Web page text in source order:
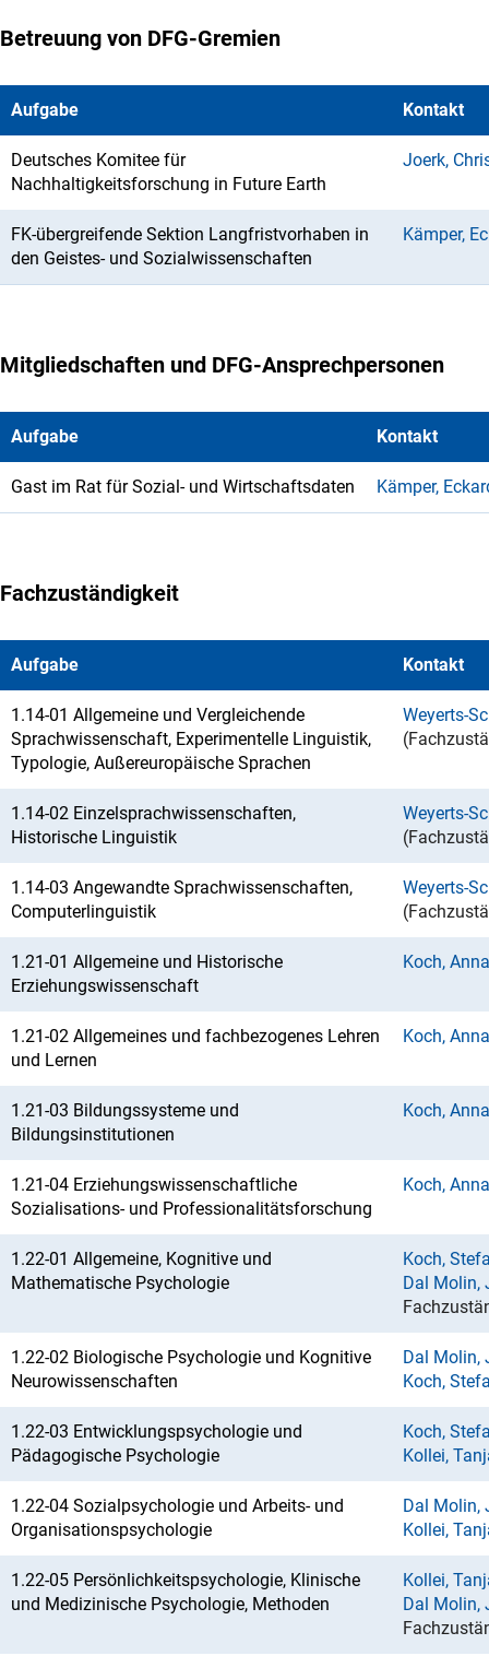
Betreuung von DFG-Gremien
Aufgabe Kontakt
Deutsches Komitee für
Nachhaltigkeitsforschung in Future Earth
Joerk,
FK-übergreifende Sektion Langfristvorhaben in
den Geistes- und Sozialwissenschaften
Kämper,
Mitgliedschaften und DFG-Ansprechpersonen
Aufgabe Kontakt
Gast im Rat für Sozial- und Wirtschaftsdaten Kämper,
Fachzuständigkeit
Aufgabe Kontakt
1.14-01 Allgemeine und Vergleichende
Sprachwissenschaft, Experimentelle Linguistik,
Typologie, Außereuropäische Sprachen
Weyerts-
1.14-02 Einzelsprachwissenschaften,
Historische Linguistik
Weyerts-
1.14-03 Angewandte Sprachwissenschaften,
Computerlinguistik
Weyerts-
1.21-01 Allgemeine und Historische
Erziehungswissenschaft
Koch,
1.21-02 Allgemeines und fachbezogenes Lehren
und Lernen
Koch,
1.21-03 Bildungssysteme und
Bildungsinstitutionen
Koch,
1.21-04 Erziehungswissenschaftliche
Sozialisations- und Professionalitätsforschung
Koch,
1.22-01 Allgemeine, Kognitive und
Mathematische Psychologie
Koch,
Dal Molin,
1.22-02 Biologische Psychologie und Kognitive
Neurowissenschaften
Dal Molin,
Koch,
1.22-03 Entwicklungspsychologie und
Pädagogische Psychologie
Koch,
Kollei,
1.22-04 Sozialpsychologie und Arbeits- und
Organisationspsychologie
Dal Molin,
Kollei,
1.22-05 Persönlichkeitspsychologie, Klinische
und Medizinische Psychologie, Methoden
Kollei,
Dal Molin,